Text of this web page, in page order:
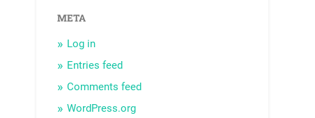
META
Log in
Entries feed
Comments feed
WordPress.org